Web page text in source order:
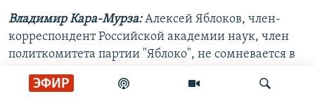
ЭФИР
Владимир Кара-Мурза:Алексей Яблоков, член-
корреспондент Российской академии наук, член
политкомитета партии "Яблоко", не сомневается в
существовании оптимального решения.